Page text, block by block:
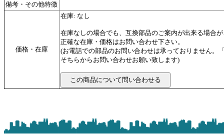
備考・その他特徴
価格・在庫
在庫: なし
在庫なしの場合でも、互換部品のご案内が出来る場合
正確な在庫・価格はお問い合わせ下さい。
(お電話での部品のお問い合わせは承っておりません。
そちらからお問い合わせお願い致します)